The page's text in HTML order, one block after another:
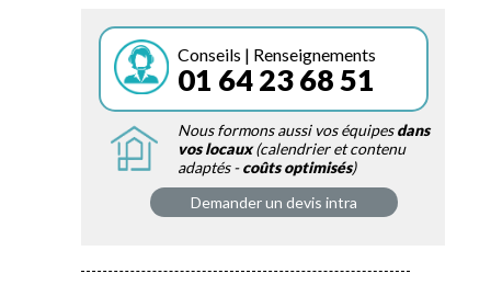
WEBINAIRES
QUESTIONNAIRE GRATUIT
Conseils | Renseignements
01 64 23 68 51
Nous formons aussi vos équipesdans
vos locaux(calendrier et contenu
adaptés -coûts optimisés)
Demander un devis intra